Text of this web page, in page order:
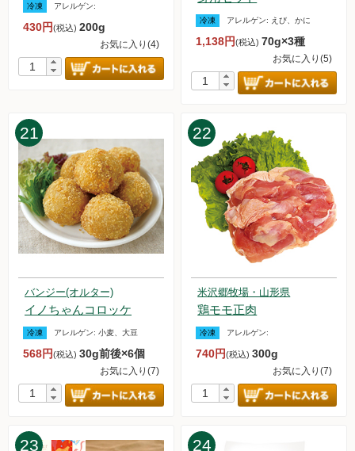
2023.9.9【毎週土曜日更新！】アイテムを更新しました。
2023.9.2【毎週土曜日更新！】アイテムを更新しました。
2023.8.26【毎週土曜日更新！】アイテムを更新しました。
一部「品名」と「品名画像・価格」が一致しないものが公開さ
れていたことについて
2023.8.14 台風7号の影響に関しまして、出荷および配送の遅
延について
2023.8.12【毎週土曜日更新！】アイテムを更新しました。
2023.8.5【毎週土曜日更新！】アイテムを更新しました。
2023.7.29【毎週土曜日更新！】アイテムを更新しました。
2023.7.22【毎週土曜日更新！】アイテムを更新しました。
2023.7.15【毎週土曜日更新！】アイテムを更新しました。
2023.7.8【毎週土曜日更新！】アイテムを更新しました。
2023.7.1【お知らせ】アイスクリーム・アイスキャンデー・お
試しセットの販売再開のお知らせ
2023.7.1【毎週土曜日更新！】アイテムを更新しました。
2023.6.24【毎週土曜日更新！】アイテムを更新しました。
2023.6.17【毎週土曜日更新！】アイテムを更新しました。
2023.6.3【毎週土曜日更新！】アイテムを更新しました。
2023.5.27【毎週土曜日更新！】アイテムを更新しました。
2023.5.22【緊急】ドライアイス不足について
2023.5.13【毎週土曜日更新！】アイテムを更新しました。
冷凍 アレルゲン:
430円(税込) 200g
お気に入り(4)
冷凍 アレルゲン: えび、かに
1,138円(税込)70g×3種
お気に入り(5)
21
バンジー(オルター)
イノちゃんコロッケ
冷凍 アレルゲン: 小麦、大豆
568円(税込) 30g前後×6個
お気に入り(7)
22
米沢郷牧場・山形県
鶏モモ正肉
冷凍 アレルゲン:
740円(税込)300g
お気に入り(7)
23 24